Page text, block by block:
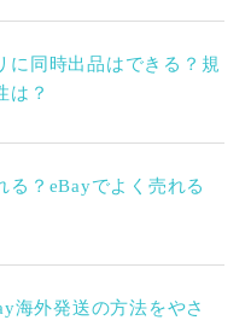
に同時出品はできる？規
は？
る？eBayでよく売れる
海外発送の方法をやさ